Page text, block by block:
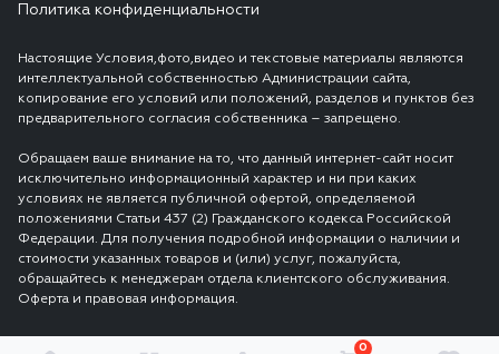
Политика конфиденциальности
Настоящие Условия,фото,видео и текстовые материалы являются
интеллектуальной собственностью Администрации сайта,
копирование его условий или положений, разделов и пунктов без
предварительного согласия собственника – запрещено.
Обращаем ваше внимание на то, что данный интернет-сайт носит
исключительно информационный характер и ни при каких
условиях не является публичной офертой, определяемой
положениями Статьи 437 (2) Гражданского кодекса Российской
Федерации. Для получения подробной информации о наличии и
стоимости указанных товаров и (или) услуг, пожалуйста,
обращайтесь к менеджерам отдела клиентского обслуживания.
Оферта и правовая информация.
0